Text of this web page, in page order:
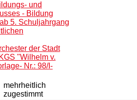
und
- Bildung
5. Schuljahrgang
der Stadt
"Wilhelm v.
Nr.: 98/I-
mehrheitlich
zugestimmt